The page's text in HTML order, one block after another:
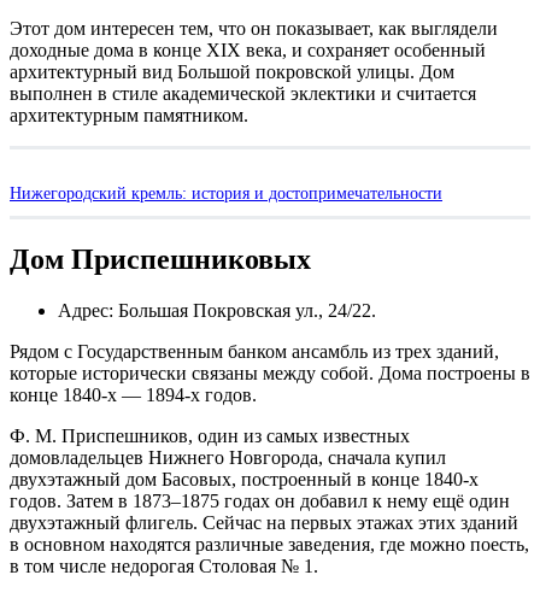
Этот дом интересен тем, что он показывает, как выглядели
доходные дома в конце XIX века, и сохраняет особенный
архитектурный вид Большой покровской улицы. Дом
выполнен в стиле академической эклектики и считается
архитектурным памятником.
Нижегородский кремль: история и достопримечательности
Дом Приспешниковых
Адрес: Большая Покровская ул., 24/22.
Рядом с Государственным банком ансамбль из трех зданий,
которые исторически связаны между собой. Дома построены в
конце 1840-х — 1894-х годов.
Ф. М. Приспешников, один из самых известных
домовладельцев Нижнего Новгорода, сначала купил
двухэтажный дом Басовых, построенный в конце 1840-х
годов. Затем в 1873–1875 годах он добавил к нему ещё один
двухэтажный флигель. Сейчас на первых этажах этих зданий
в основном находятся различные заведения, где можно поесть,
в том числе недорогая Столовая № 1.